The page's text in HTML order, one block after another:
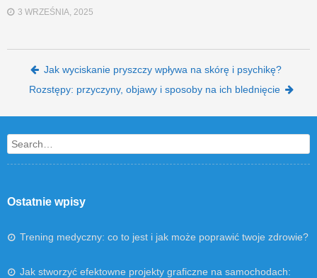
3 WRZEŚNIA, 2025
Post navigation
Jak wyciskanie pryszczy wpływa na skórę i psychikę?
Rozstępy: przyczyny, objawy i sposoby na ich blednięcie
Search
Ostatnie wpisy
Trening medyczny: co to jest i jak może poprawić twoje zdrowie?
Jak stworzyć efektowne projekty graficzne na samochodach: